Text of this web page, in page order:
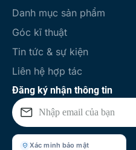
Danh mục sản phẩm
Góc kĩ thuật
Tin tức & sự kiện
Liên hệ hợp tác
Đăng ký nhận thông tin
Xác minh bảo mật